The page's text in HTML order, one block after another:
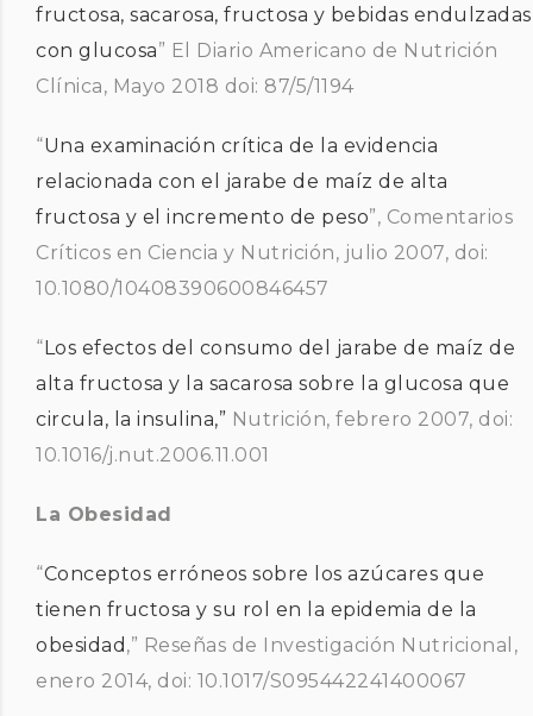
fructosa, sacarosa, fructosa y bebidas endulzadas
con glucosa” El Diario Americano de Nutrición
Clínica, Mayo 2018 doi: 87/5/1194
“Una examinación crítica de la evidencia
relacionada con el jarabe de maíz de alta
fructosa y el incremento de peso”, Comentarios
Críticos en Ciencia y Nutrición, julio 2007, doi:
10.1080/10408390600846457
“Los efectos del consumo del jarabe de maíz de
alta fructosa y la sacarosa sobre la glucosa que
circula, la insulina,” Nutrición, febrero 2007, doi:
10.1016/j.nut.2006.11.001
La Obesidad
“Conceptos erróneos sobre los azúcares que
tienen fructosa y su rol en la epidemia de la
obesidad ,” Reseñas de Investigación Nutricional,
enero 2014, doi: 10.1017/S095442241400067